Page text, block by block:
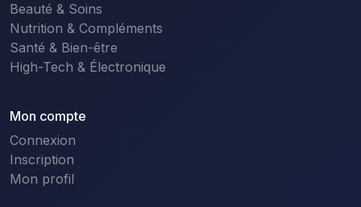
Beauté & Soins
Nutrition & Compléments
Santé & Bien-être
High-Tech & Électronique
Mon compte
Connexion
Inscription
Mon profil